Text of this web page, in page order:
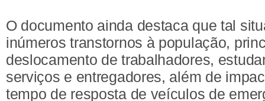
O documento ainda destaca que tal
inúmeros transtornos à população,
deslocamento de trabalhadores,
serviços e entregadores, além de
tempo de resposta de veículos de